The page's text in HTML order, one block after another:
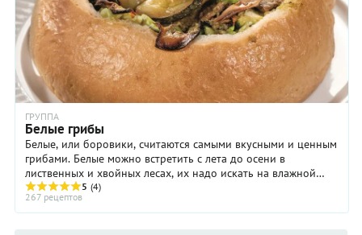
ГРУППА
Белые грибы
Белые, или боровики, считаются самыми вкусными и ценным
грибами. Белые можно встретить с лета до осени в
лиственных и хвойных лесах, их надо искать на влажной
почве на прогалинах, на опушках, в ...
5 (4)
267 рецептов